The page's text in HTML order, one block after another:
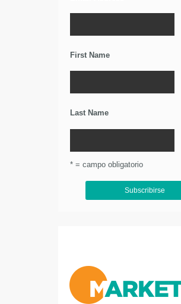
First Name
Last Name
* = campo obligatorio